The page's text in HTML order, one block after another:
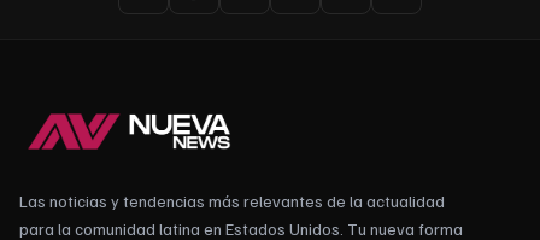
Las noticias y tendencias más relevantes de la actualidad
para la comunidad latina en Estados Unidos. Tu nueva forma